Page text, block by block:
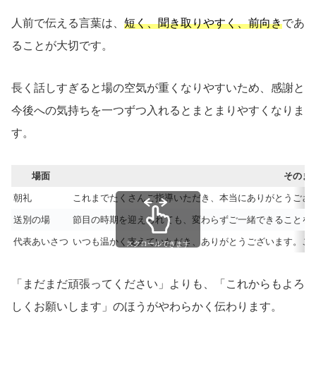
人前で伝える言葉は、 短く、聞き取りやすく、前向きであ
ることが大切です。
長く話しすぎると場の空気が重くなりやすいため、感謝と
今後への気持ちを一つずつ入れるとまとまりやすくなりま
す。
場面 そのま
朝礼 これまでたくさんご指導いただき、本当にありがとうご
送別の場 節目の時期を迎えられても、変わらずご一緒できること
代表あいさつ いつも温かく支えていただき、ありがとうございます。
スクロールできます
「まだまだ頑張ってください」よりも、「これからもよろ
しくお願いします」のほうがやわらかく伝わります。